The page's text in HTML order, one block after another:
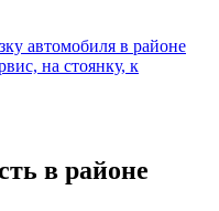
автомобиля в районе
на стоянку, к
в районе